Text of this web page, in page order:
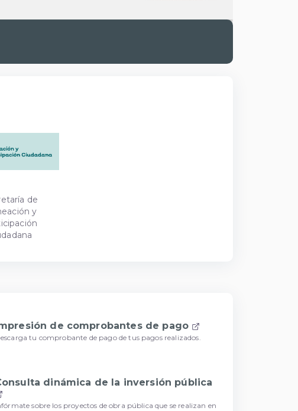
de
y
de comprobantes de pago
tu comprobante de pago de tus pagos realizados.
dinámica de la inversión pública
sobre los proyectos de obra pública que se realizan en